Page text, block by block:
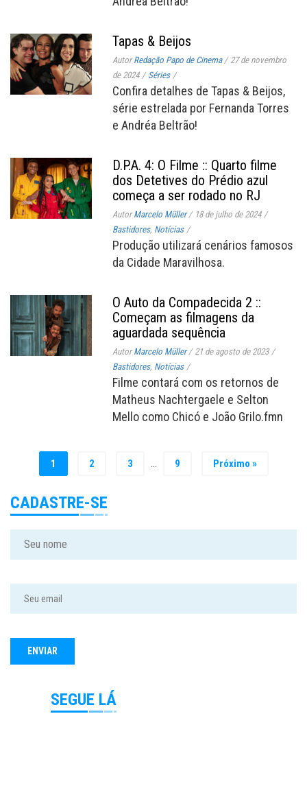
Tapas & Beijos
AutorRedação Papo de Cinema / 27 de novembro
de 2024 / Séries /
Confira detalhes de Tapas & Beijos,
série estrelada por Fernanda Torres
e Andréa Beltrão!
D.P.A. 4: O Filme :: Quarto filme
dos Detetives do Prédio azul
começa a ser rodado no RJ
AutorMarcelo Müller / 18 de julho de 2024 /
Bastidores, Notícias /
Produção utilizará cenários famosos
da Cidade Maravilhosa.
O Auto da Compadecida 2 ::
Começam as filmagens da
aguardada sequência
AutorMarcelo Müller / 21 de agosto de 2023 /
Bastidores, Notícias /
Filme contará com os retornos de
Matheus Nachtergaele e Selton
Mello como Chicó e João Grilo.fmn
1 2 3 … 9 Próximo »
CADASTRE-SE
SEGUE LÁ